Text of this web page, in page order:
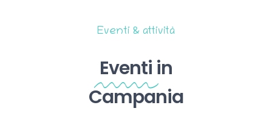
Eventi & attività
Eventi in
Campania